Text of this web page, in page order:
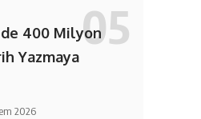
400 Milyon
Yazmaya
2026